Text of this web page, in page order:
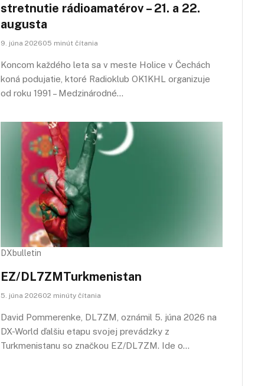
stretnutie rádioamatérov – 21. a 22.
augusta
9. júna 202605 minút čítania
Koncom každého leta sa v meste Holice v Čechách
koná podujatie, ktoré Radioklub OK1KHL organizuje
od roku 1991 – Medzinárodné…
DXbulletin
EZ/DL7ZMTurkmenistan
5. júna 202602 minúty čítania
David Pommerenke, DL7ZM, oznámil 5. júna 2026 na
DX-World ďalšiu etapu svojej prevádzky z
Turkmenistanu so značkou EZ/DL7ZM. Ide o…